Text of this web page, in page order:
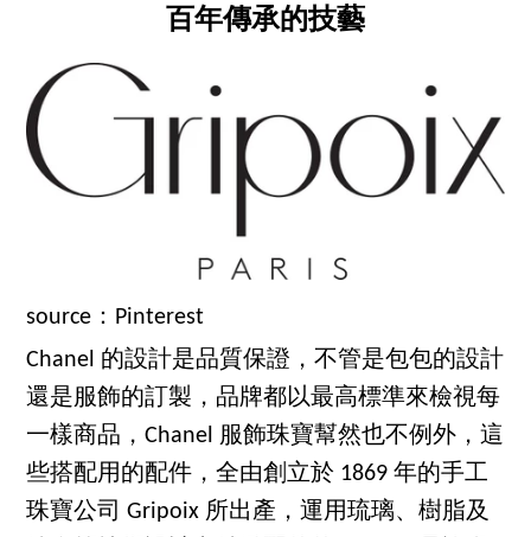
百年傳承的技藝
source：Pinterest
Chanel 的設計是品質保證，不管是包包的設計
還是服飾的訂製，品牌都以最高標準來檢視每
一樣商品，Chanel 服飾珠寶幫然也不例外，這
些搭配用的配件，全由創立於 1869 年的手工
珠寶公司 Gripoix 所出產，運用琉璃、樹脂及